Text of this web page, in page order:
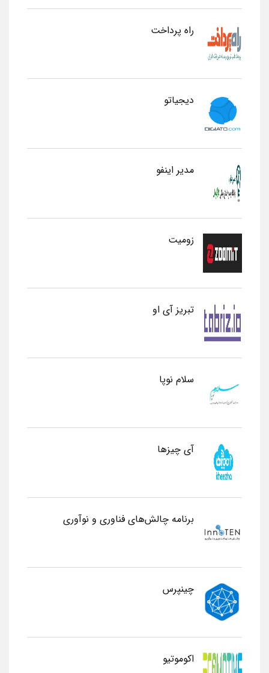
راه پرداخت
دیجیاتو
مدیر اینفو
زومیت
تبریز آی او
سلام نوپا
آی چیزها
برنامه چالش‌های فناوری و نوآوری
چینپرس
اکوموتیو